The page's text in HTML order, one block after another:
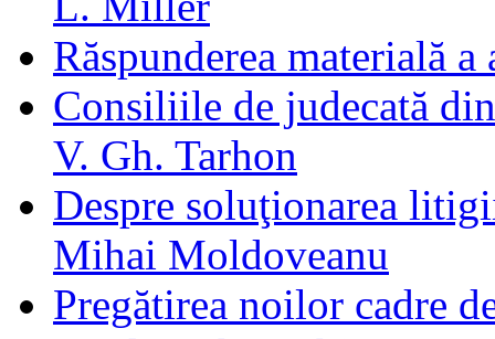
Răspunderea materială
Consiliile de judecată
V. Gh. Tarhon
Despre soluţionarea
Mihai Moldoveanu
Pregătirea noilor cadre